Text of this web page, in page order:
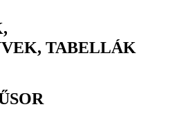
TABELLÁK